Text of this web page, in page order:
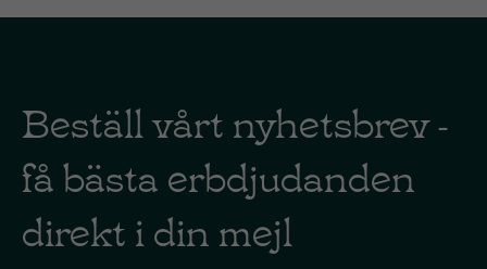
Beställ vårt nyhetsbrev -
få bästa erbdjudanden
direkt i din mejl